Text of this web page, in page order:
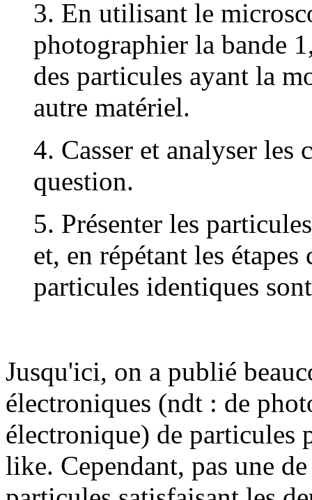
3. En utilisant le
photographier la bande
des particules ayant la
autre matériel.
4. Casser et analyser les
question.
5. Présenter les
et, en répétant les
particules identiques
Jusqu'ici, on a publié
électroniques (ndt : de
électronique) de particules
like. Cependant, pas une